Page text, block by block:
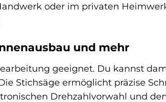
oder im privaten
und mehr
geeignet. Du kannst
Stichsäge ermöglicht präzise
Drehzahlvorwahl und